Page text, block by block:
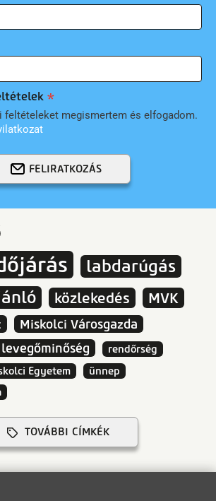
feltételeket megismertem és elfogadom.
FELIRATKOZÁS
labdarúgás
közlekedés MVK
Miskolci Városgazda
levegőminőség
rendőrség
Egyetem
ünnep
TOVÁBBI CÍMKÉK